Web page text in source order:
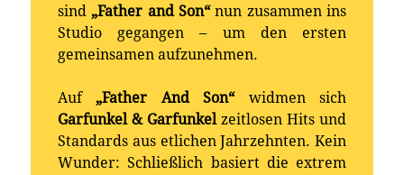
sind„Father and Son“nun zusammen ins
Studio gegangen – um den ersten
gemeinsamen aufzunehmen.
Auf„Father And Son“widmen sich
Garfunkel & Garfunkelzeitlosen Hits und
Standards aus etlichen Jahrzehnten. Kein
Wunder: Schließlich basiert die extrem